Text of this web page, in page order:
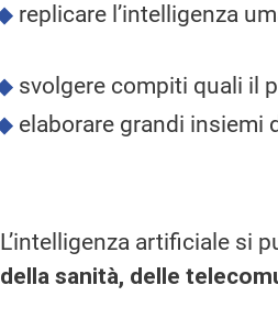
replicare l’intelligenza
svolgere compiti quali il
elaborare grandi insiemi
L’intelligenza artificiale si
della sanità, delle